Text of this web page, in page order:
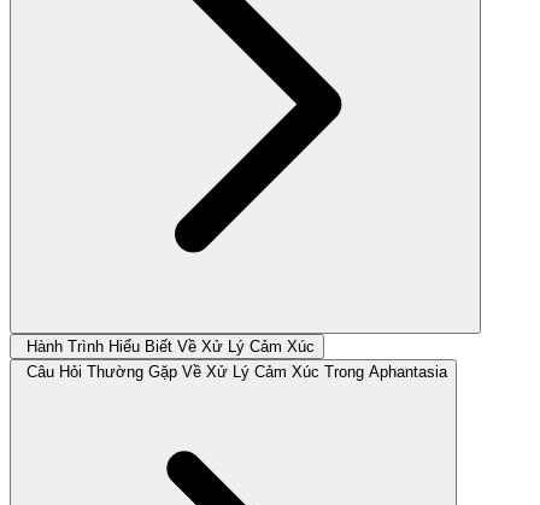
Hành Trình Hiểu Biết Về Xử Lý Cảm Xúc
Câu Hỏi Thường Gặp Về Xử Lý Cảm Xúc Trong Aphantasia